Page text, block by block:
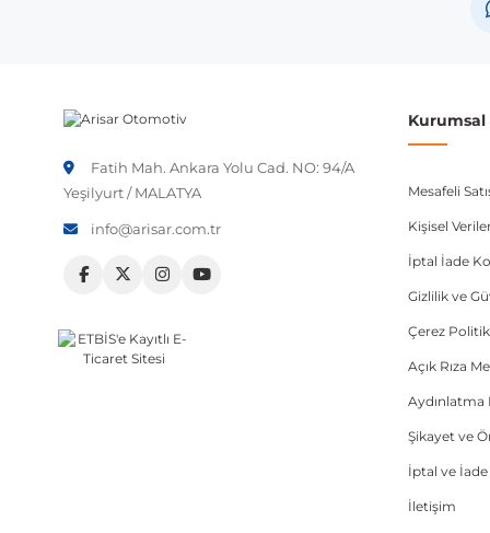
Araç üreticileri aynı model yılı içerisinde farklı
Fatih Mah. Ankara Yolu Cad. NO: 94/A
Yeşilyurt / MALATYA
info@arisar.com.tr
Mesafeli
Kişisel
İptal İade
Gizlilik ve
Çerez
Açık Rıza
Aydınlatma
Şikayet ve
İptal ve
İletişim